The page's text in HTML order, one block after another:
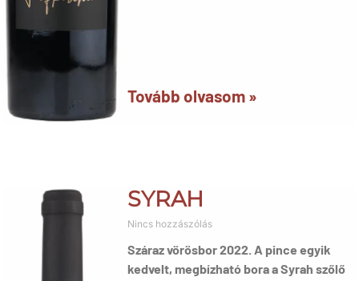
Tovább olvasom »
SYRAH
Nincs hozzászólás
Száraz vörösbor 2022. A pince egyik
kedvelt, megbízható bora a Syrah szőlő